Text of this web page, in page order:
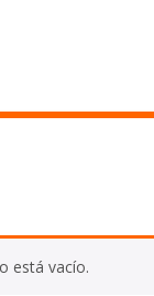
está vacío.